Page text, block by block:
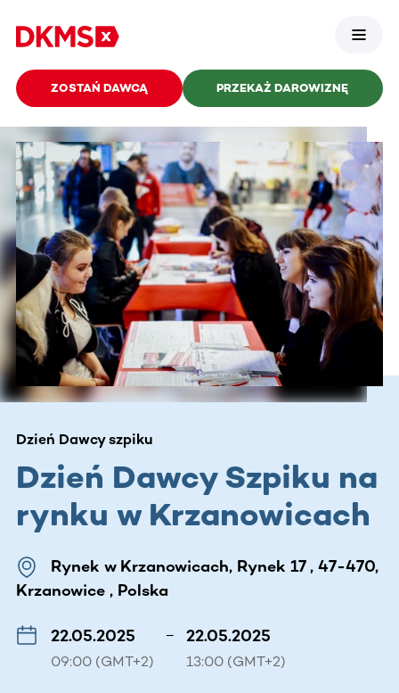
ZOSTAŃ DAWCĄ PRZEKAŻ DAROWIZNĘ
Dzień Dawcy szpiku
Dzień Dawcy Szpiku na
rynku w Krzanowicach
Rynek w Krzanowicach, Rynek 17 , 47-470,
Krzanowice , Polska
22.05.2025
09:00 (GMT+2)
– 22.05.2025
13:00 (GMT+2)